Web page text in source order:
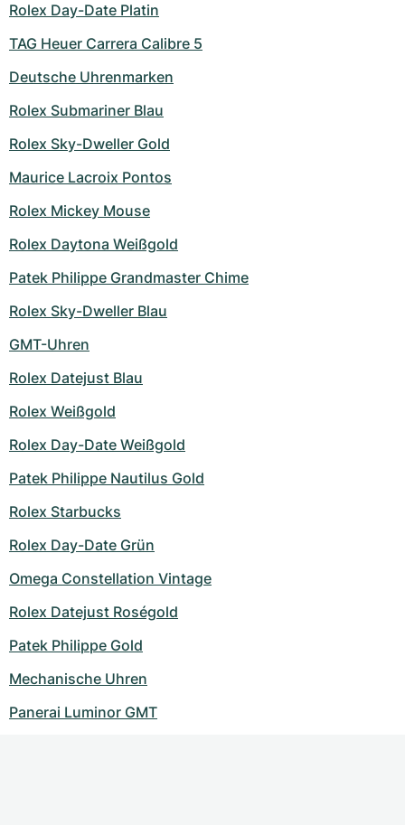
Rolex Day-Date Platin
TAG Heuer Carrera Calibre 5
Deutsche Uhrenmarken
Rolex Submariner Blau
Rolex Sky-Dweller Gold
Maurice Lacroix Pontos
Rolex Mickey Mouse
Rolex Daytona Weißgold
Patek Philippe Grandmaster Chime
Rolex Sky-Dweller Blau
GMT-Uhren
Rolex Datejust Blau
Rolex Weißgold
Rolex Day-Date Weißgold
Patek Philippe Nautilus Gold
Rolex Starbucks
Rolex Day-Date Grün
Omega Constellation Vintage
Rolex Datejust Roségold
Patek Philippe Gold
Mechanische Uhren
Panerai Luminor GMT